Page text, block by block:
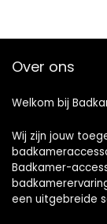
Over ons
Welkom bij
Wij zijn jouw
Badkamer-
een uitgebreide